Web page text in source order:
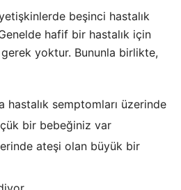
beşinci hastalık
hafif bir hastalık için
yoktur. Bununla birlikte,
hastalık semptomları üzerinde
bir bebeğiniz var
ateşi olan büyük bir